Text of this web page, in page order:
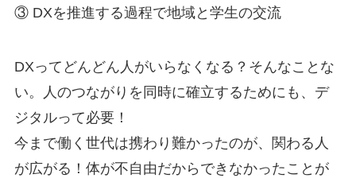
③ DXを推進する過程で地域と学生の交流
DXってどんどん人がいらなくなる？そんなことな
い。人のつながりを同時に確立するためにも、デ
ジタルって必要！
今まで働く世代は携わり難かったのが、関わる人
が広がる！体が不自由だからできなかったことが